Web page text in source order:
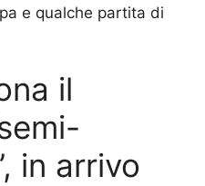
e qualche partita di
il
in arrivo